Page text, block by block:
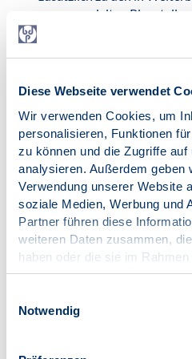
Diese Webseite verwendet
Wir verwenden Cookies, um
personalisieren, Funktionen
zu können und die Zugriffe
analysieren. Außerdem geben
Verwendung unserer Website
soziale Medien, Werbung und
Partner führen diese
weiteren Daten zusammen,
haben oder die sie im
gesammelt haben.
Notwendig
umgewandelten
für Psychotherapeutinnen
Datei herunterladen:
[124 KB]
Veröffentlicht am:
29.06.2023
Kategorien:
News
PsychThG